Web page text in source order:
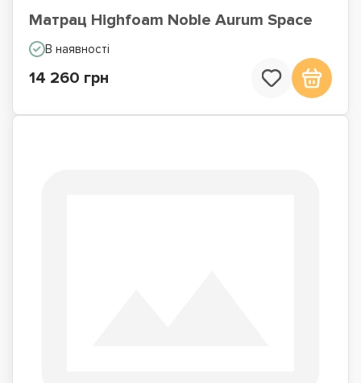
Матрац Highfoam Noble Aurum Space
В наявності
14 260 грн